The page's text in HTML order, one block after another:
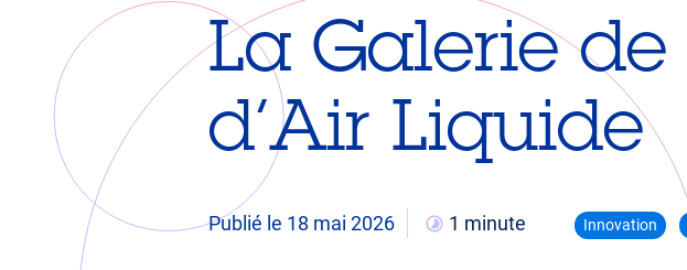
La Galerie
d’Air Liquide
Publié le 18 mai 2026 1 minute Innovation